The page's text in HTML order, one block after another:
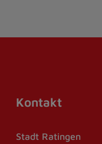
Kontakt
Stadt Ratingen